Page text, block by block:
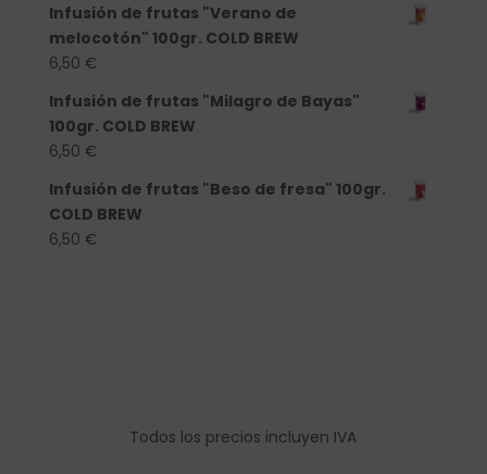
Infusión de frutas "Verano de
melocotón" 100gr. COLD BREW
6,50 €
Infusión de frutas "Milagro de Bayas"
100gr. COLD BREW
6,50 €
Infusión de frutas "Beso de fresa" 100gr.
COLD BREW
6,50 €
Todos los precios incluyen IVA